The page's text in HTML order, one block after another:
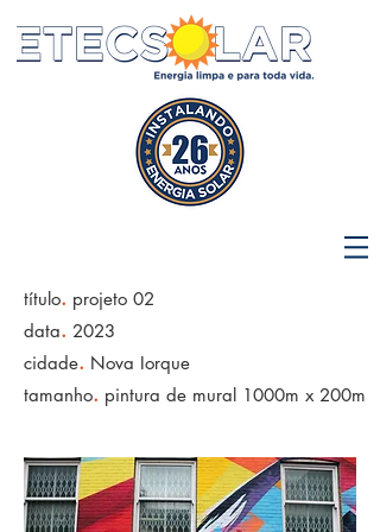
título. projeto 02
data. 2023
cidade. Nova Iorque
tamanho. pintura de mural 1000m x 200m